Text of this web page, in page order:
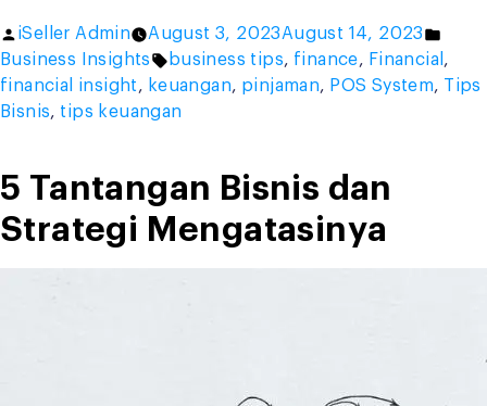
Modal
Usaha?
Baca
Dulu
Posted
by
iSeller Admin August 3, 2023August 14, 2023
Business Insights Tags:
business tips, finance, Financial ,
financial insight, keuangan, pinjaman, POS System, Tips
Bisnis, tips keuangan
5 Tantangan Bisnis dan
Strategi Mengatasinya